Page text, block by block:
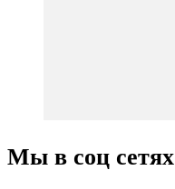
Мы в соц сетях